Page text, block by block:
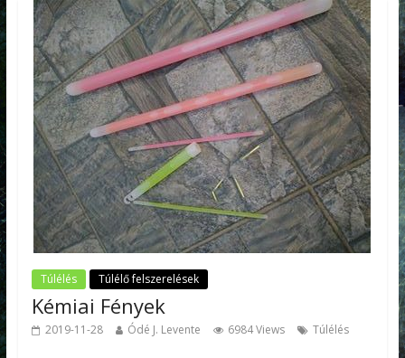
Túlélés Túlélő felszerelések
Kémiai Fények
2019-11-28 Ódé J. Levente 6984 Views Túlélés